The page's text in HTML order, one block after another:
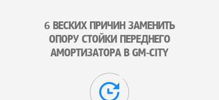
6 ВЕСКИХ ПРИЧИН ЗАМЕНИТЬ
ОПОРУ СТОЙКИ ПЕРЕДНЕГО
АМОРТИЗАТОРА В GM-CITY